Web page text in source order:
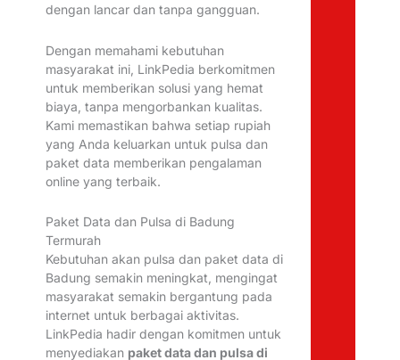
dengan lancar dan tanpa gangguan.
Dengan memahami kebutuhan
masyarakat ini, LinkPedia berkomitmen
untuk memberikan solusi yang hemat
biaya, tanpa mengorbankan kualitas.
Kami memastikan bahwa setiap rupiah
yang Anda keluarkan untuk pulsa dan
paket data memberikan pengalaman
online yang terbaik.
Paket Data dan Pulsa di Badung
Termurah
Kebutuhan akan pulsa dan paket data di
Badung semakin meningkat, mengingat
masyarakat semakin bergantung pada
internet untuk berbagai aktivitas.
LinkPedia hadir dengan komitmen untuk
menyediakan paket data dan pulsa di